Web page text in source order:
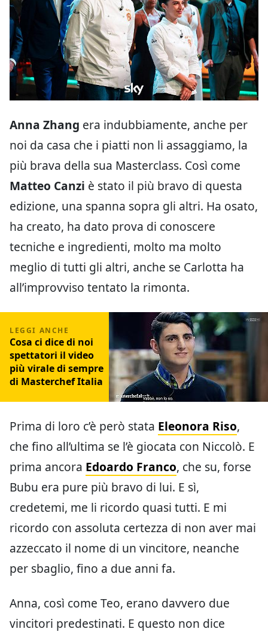
Anna Zhang era indubbiamente, anche per
noi da casa che i piatti non li assaggiamo, la
più brava della sua Masterclass. Così come
Matteo Canzi è stato il più bravo di questa
edizione, una spanna sopra gli altri. Ha osato,
ha creato, ha dato prova di conoscere
tecniche e ingredienti, molto ma molto
meglio di tutti gli altri, anche se Carlotta ha
all’improvviso tentato la rimonta.
Cosa ci dice di noi
spettatori il video
più virale di sempre
di Masterchef Italia
Prima di loro c’è però stata Eleonora Riso,
che fino all’ultima se l’è giocata con Niccolò. E
prima ancora Edoardo Franco, che su, forse
Bubu era pure più bravo di lui. E sì,
credetemi, me li ricordo quasi tutti. E mi
ricordo con assoluta certezza di non aver mai
azzeccato il nome di un vincitore, neanche
per sbaglio, fino a due anni fa.
Anna, così come Teo, erano davvero due
vincitori predestinati. E questo non dice